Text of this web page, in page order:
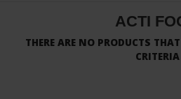
ACTI
THERE ARE NO PRODUCTS
CRITERIA